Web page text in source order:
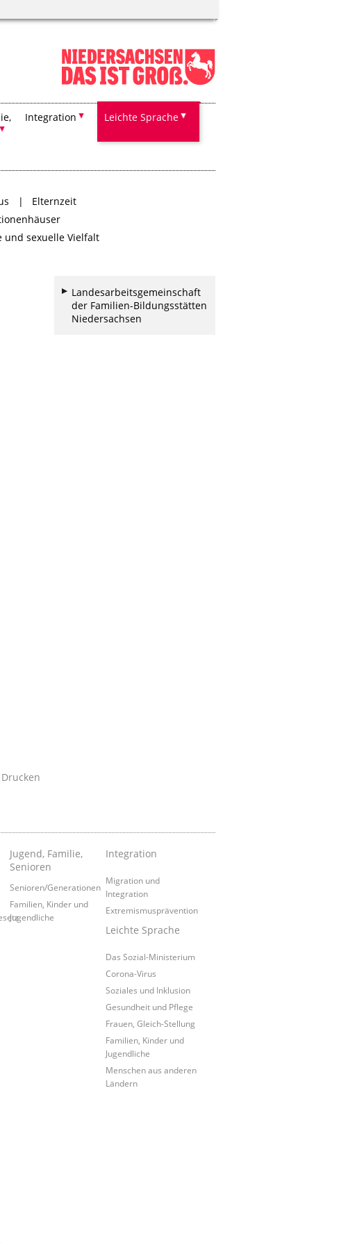
Integration Leichte Sprache
Elternzeit
und sexuelle Vielfalt
Drucken
Landesarbeitsgemeinschaft
der Familien-Bildungsstätten
Niedersachsen
Jugend, Familie,
Senioren
Senioren/Generationen
Familien, Kinder und
Jugendliche
Integration
Migration und
Integration
Extremismusprävention
Leichte Sprache
Das Sozial-Ministerium
Corona-Virus
Soziales und Inklusion
Gesundheit und Pflege
Frauen, Gleich-Stellung
Familien, Kinder und
Jugendliche
Menschen aus anderen
Ländern